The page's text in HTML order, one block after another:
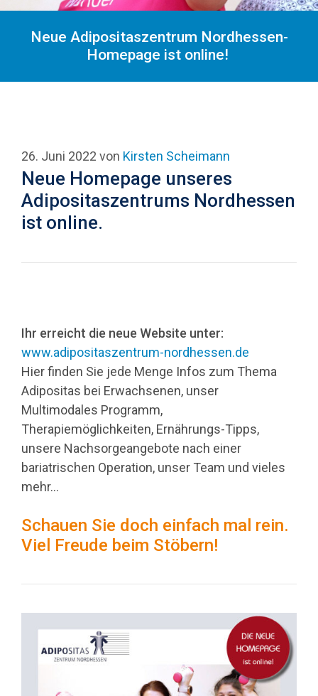
Neue Adipositaszentrum Nordhessen-
Homepage ist online!
26. Juni 2022 von Kirsten Scheimann
Neue Homepage unseres
Adipositaszentrums Nordhessen
ist online.
Ihr erreicht die neue Website unter:
www.adipositaszentrum-nordhessen.de
Hier finden Sie jede Menge Infos zum Thema
Adipositas bei Erwachsenen, unser
Multimodales Programm,
Therapiemöglichkeiten, Ernährungs-Tipps,
unsere Nachsorgeangebote nach einer
bariatrischen Operation, unser Team und vieles
mehr…
Schauen Sie doch einfach mal rein.
Viel Freude beim Stöbern!